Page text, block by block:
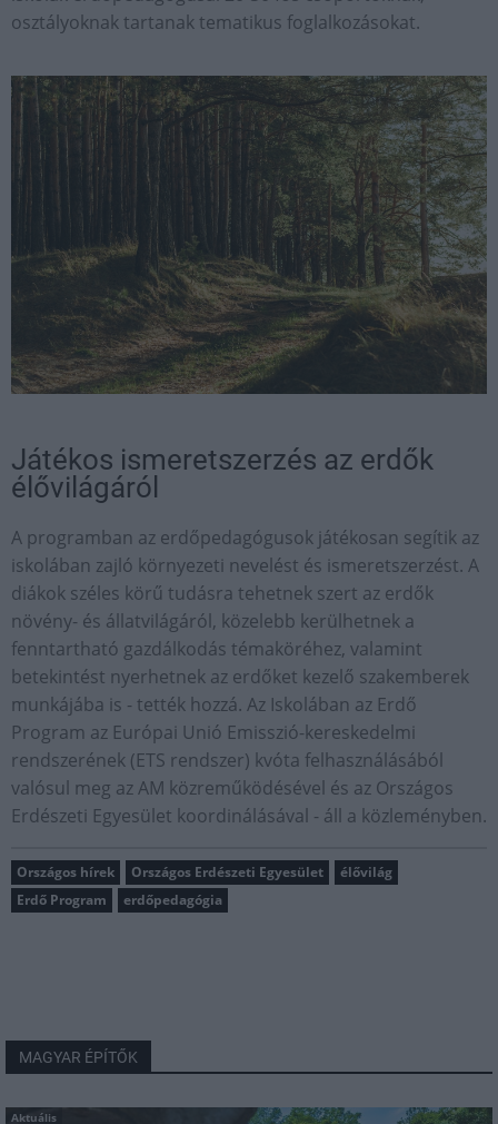
osztályoknak tartanak tematikus foglalkozásokat.
Játékos ismeretszerzés az erdők
élővilágáról
A programban az erdőpedagógusok játékosan segítik az
iskolában zajló környezeti nevelést és ismeretszerzést. A
diákok széles körű tudásra tehetnek szert az erdők
növény- és állatvilágáról, közelebb kerülhetnek a
fenntartható gazdálkodás témaköréhez, valamint
betekintést nyerhetnek az erdőket kezelő szakemberek
munkájába is - tették hozzá. Az Iskolában az Erdő
Program az Európai Unió Emisszió-kereskedelmi
rendszerének (ETS rendszer) kvóta felhasználásából
valósul meg az AM közreműködésével és az Országos
Erdészeti Egyesület koordinálásával - áll a közleményben.
Országos hírek Országos Erdészeti Egyesület
élővilág
Erdő Program
erdőpedagógia
MAGYAR ÉPÍTŐK
Aktuális